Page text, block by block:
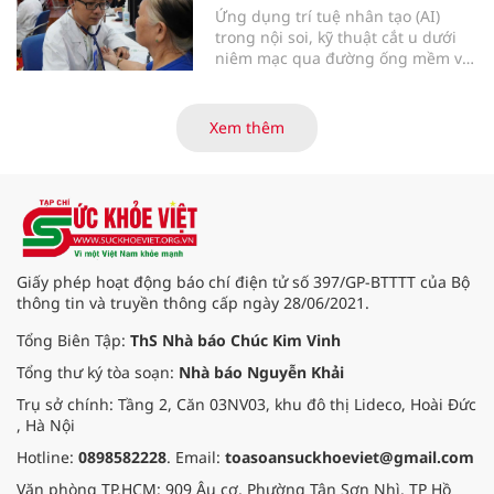
Ứng dụng trí tuệ nhân tạo (AI)
trong nội soi, kỹ thuật cắt u dưới
niêm mạc qua đường ống mềm và
là những nội dung trọng tâm được
báo cáo tại Hội thảo khoa học cập
Xem thêm
Giấy phép hoạt động báo chí điện tử số 397/GP-BTTTT của Bộ
thông tin và truyền thông cấp ngày 28/06/2021.
Tổng Biên Tập: ThS Nhà báo Chúc Kim Vinh
Tổng thư ký tòa soạn: Nhà báo Nguyễn Khải
Trụ sở chính: Tầng 2, Căn 03NV03, khu đô thị Lideco, Hoài Đức
, Hà Nội
Hotline: 0898582228. Email: toasoansuckhoeviet@gmail.com
Văn phòng TP.HCM: 909 Âu cơ, Phường Tân Sơn Nhì, TP Hồ